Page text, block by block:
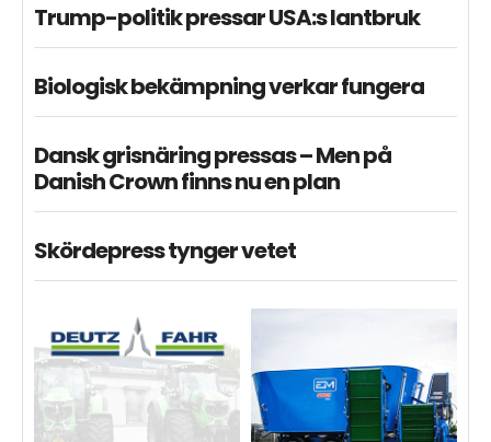
Trump-politik pressar USA:s lantbruk
Biologisk bekämpning verkar fungera
Dansk grisnäring pressas – Men på
Danish Crown finns nu en plan
Skördepress tynger vetet